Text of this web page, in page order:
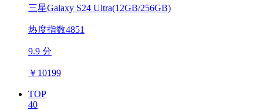
三星Galaxy S24 Ultra(12GB/256GB)
热度指数4851
9.9 分
￥ 10199
TOP
40